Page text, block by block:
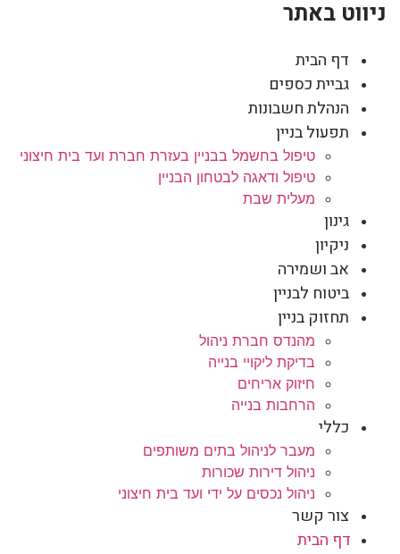
ניווט באתר
דף הבית
גביית כספים
הנהלת חשבונות
תפעול בניין
טיפול בחשמל בבניין בעזרת חברת ועד בית חיצוני
טיפול ודאגה לבטחון הבניין
מעלית שבת
גינון
ניקיון
אב ושמירה
ביטוח לבניין
תחזוק בניין
מהנדס חברת ניהול
בדיקת ליקויי בנייה
חיזוק אריחים
הרחבות בנייה
כללי
מעבר לניהול בתים משותפים
ניהול דירות שכורות
ניהול נכסים על ידי ועד בית חיצוני
צור קשר
דף הבית